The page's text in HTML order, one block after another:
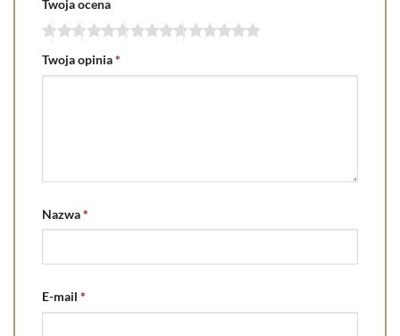
Twoja ocena
Twoja opinia*
Nazwa*
E-mail *